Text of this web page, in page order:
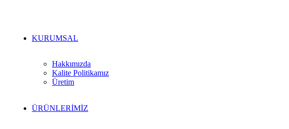
KURUMSAL
Hakkımızda
Kalite Politikamız
Üretim
ÜRÜNLERİMİZ